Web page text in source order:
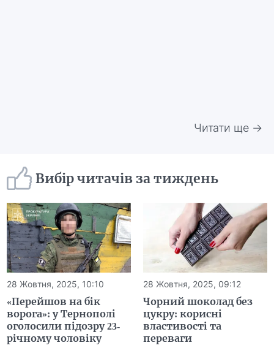
Читати ще →
Вибір читачів за тиждень
28 Жовтня, 2025, 10:10
«Перейшов на бік
ворога»: у Тернополі
оголосили підозру 23-
річному чоловіку
28 Жовтня, 2025, 09:12
Чорний шоколад без
цукру: корисні
властивості та
переваги